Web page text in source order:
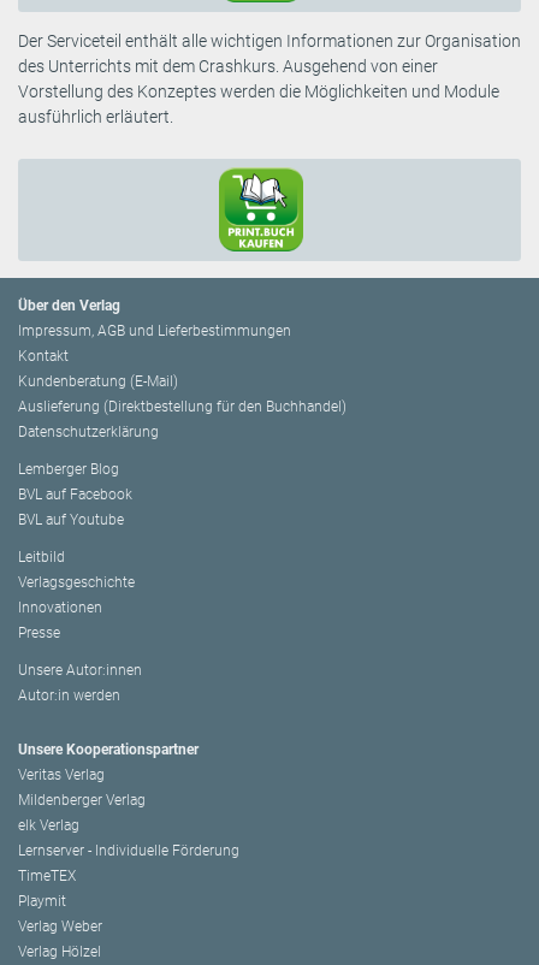
Der Serviceteil enthält alle wichtigen Informationen zur Organisation
des Unterrichts mit dem Crashkurs. Ausgehend von einer
Vorstellung des Konzeptes werden die Möglichkeiten und Module
ausführlich erläutert.
Über den Verlag
Impressum, AGB und Lieferbestimmungen
Kontakt
Kundenberatung (E-Mail)
Auslieferung (Direktbestellung für den Buchhandel)
Datenschutzerklärung
Lemberger Blog
BVL auf Facebook
BVL auf Youtube
Leitbild
Verlagsgeschichte
Innovationen
Presse
Unsere Autor:innen
Autor:in werden
Unsere Kooperationspartner
Veritas Verlag
Mildenberger Verlag
elk Verlag
Lernserver - Individuelle Förderung
TimeTEX
Playmit
Verlag Weber
Verlag Hölzel